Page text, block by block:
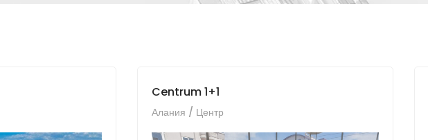
Centrum 1+1
Алания / Центр